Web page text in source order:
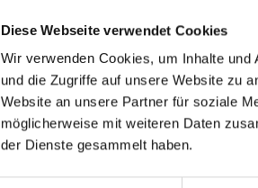
Diese Webseite verwendet Cookies
Wir verwenden Cookies, um Inhalte
und die Zugriffe auf unsere Website zu
Website an unsere Partner für soziale
möglicherweise mit weiteren Daten
der Dienste gesammelt haben.
Whirlpool